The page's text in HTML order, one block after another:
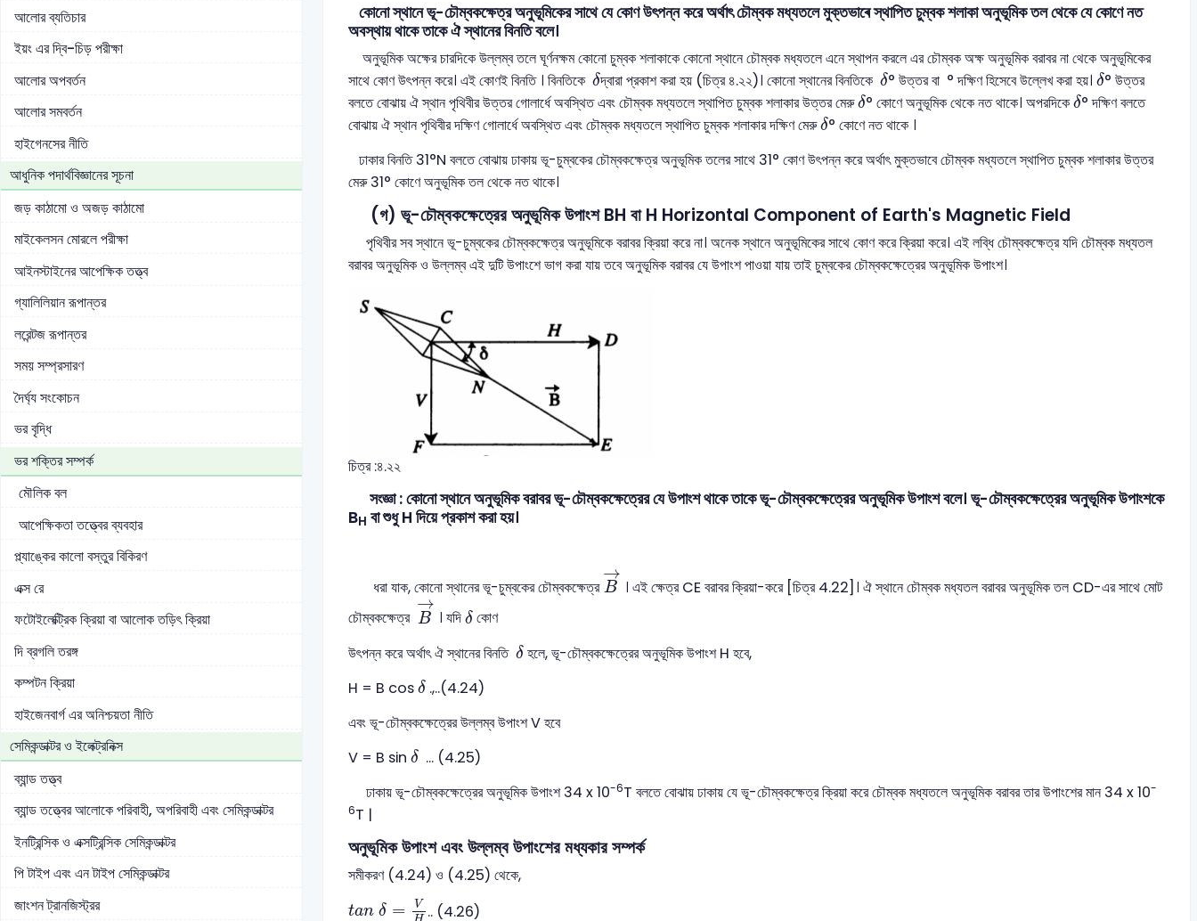
আলোর ব্যতিচার
ইয়ং এর দ্বি-চিড় পরীক্ষা
আলোর অপবর্তন
আলোর সমবর্তন
হাইগেনসের নীতি
আধুনিক পদার্থবিজ্ঞানের সূচনা
জড় কাঠামো ও অজড় কাঠামো
মাইকেলসন মোরলে পরীক্ষা
আইনস্টাইনের আপেক্ষিক তত্ত্ব
গ্যালিলিয়ান রূপান্তর
লরেন্টজ রূপান্তর
সময় সম্প্রসারণ
দৈর্ঘ্য সংকোচন
ভর বৃদ্ধি
ভর শক্তির সম্পর্ক
মৌলিক বল
আপেক্ষিকতা তত্ত্বের ব্যবহার
প্ল্যাঙ্কের কালো বস্তুর বিকিরণ
এক্স রে
ফটোইলেক্ট্রিক ক্রিয়া বা আলোক তড়িৎ ক্রিয়া
দি ব্রগলি তরঙ্গ
কম্পটন ক্রিয়া
হাইজেনবার্গ এর অনিশ্চয়তা নীতি
সেমিকন্ডাক্টর ও ইলেক্ট্রনিক্স
ব্যান্ড তত্ত্ব
ব্যান্ড তত্ত্বের আলোকে পরিবাহী, অপরিবাহী এবং সেমিকন্ডাক্টর
ইনট্রিন্সিক ও এক্সট্রিন্সিক সেমিকন্ডাক্টর
পি টাইপ এবং এন টাইপ সেমিকন্ডাক্টর
জাংশন ট্রানজিস্ট্রর
কোনো স্থানে ভূ-চৌম্বকক্ষেত্র অনুভূমিকের সাথে যে কোণ উৎপন্ন করে অর্থাৎ চৌম্বক মধ্যতলে মুক্তভাৰে স্থাপিত চুম্বক শলাকা অনুভূমিক তল থেকে যে কোণে নত
অবস্থায় থাকে তাকে ঐ স্থানের বিনতি বলে।
অনুভূমিক অক্ষের চারদিকে উল্লম্ব তলে ঘূর্ণনক্ষম কোনো চুম্বক শলাকাকে কোনো স্থানে চৌম্বক মধ্যতলে এনে স্থাপন করলে এর চৌম্বক অক্ষ অনুভূমিক বরাবর না থেকে অনুভূমিকের
সাথে কোণ উৎপন্ন করে। এই কোণই বিনতি । বিনতিকে δ
δদ্বারা প্রকাশ করা হয় (চিত্র ৪.২২)। কোনো স্থানের বিনতিকেδ
δ° উত্তর বা ° দক্ষিণ হিসেবে উল্লেখ করা হয়।δ
δ° উত্তর
বলতে বোঝায় ঐ স্থান পৃথিবীর উত্তর গোলার্ধে অবস্থিত এবং চৌম্বক মধ্যতলে স্থাপিত চুম্বক শলাকার উত্তর মেরুδδ° কোণে অনুভূমিক থেকে নত থাকে। অপরদিকেδ
δ° দক্ষিণ বলতে
বোঝায় ঐ স্থান পৃথিবীর দক্ষিণ গোলার্ধে অবস্থিত এবং চৌম্বক মধ্যতলে স্থাপিত চুম্বক শলাকার দক্ষিণ মেরুδδ° কোণে নত থাকে ।
ঢাকার বিনতি 31°N বলতে বোঝায় ঢাকায় ভূ-চুম্বকের চৌম্বকক্ষেত্র অনুভূমিক তলের সাথে 31° কোণ উৎপন্ন করে অর্থাৎ মুক্তভাবে চৌম্বক মধ্যতলে স্থাপিত চুম্বক শলাকার উত্তর
মেরু 31° কোণে অনুভূমিক তল থেকে নত থাকে।
(গ) ভূ-চৌম্বকক্ষেত্রের অনুভূমিক উপাংশ BH বা H Horizontal Component of Earth's Magnetic Field
পৃথিবীর সব স্থানে ভূ-চুম্বকের চৌম্বকক্ষেত্র অনুভূমিকে বরাবর ক্রিয়া করে না। অনেক স্থানে অনুভূমিকের সাথে কোণ করে ক্রিয়া করে। এই লব্ধি চৌম্বকক্ষেত্র যদি চৌম্বক মধ্যতল
বরাবর অনুভূমিক ও উল্লম্ব এই দুটি উপাংশে ভাগ করা যায় তবে অনুভূমিক বরাবর যে উপাংশ পাওয়া যায় তাই চুম্বকের চৌম্বকক্ষেত্রের অনুভূমিক উপাংশ।
চিত্র :৪.২২
সংজ্ঞা : কোনো স্থানে অনুভূমিক বরাবর ভূ-চৌম্বকক্ষেত্রের যে উপাংশ থাকে তাকে ভূ-চৌম্বকক্ষেত্রের অনুভূমিক উপাংশ বলে। ভূ-চৌম্বকক্ষেত্রের অনুভূমিক উপাংশকে
BH বা শুধু H দিয়ে প্রকাশ করা হয়।
ধরা যাক, কোনো স্থানের ভূ-চুম্বকের চৌম্বকক্ষেত্র
→
B
B→
। এই ক্ষেত্র CE বরাবর ক্রিয়া-করে [চিত্র 4.22]। ঐ স্থানে চৌম্বক মধ্যতল বরাবর অনুভূমিক তল CD-এর সাথে মোট
চৌম্বকক্ষেত্র
→
B
B→
। যদি δδকোণ
উৎপন্ন করে অর্থাৎ ঐ স্থানের বিনতি δδহলে, ভূ-চৌম্বকক্ষেত্রের অনুভূমিক উপাংশ H হবে,
H = B cos δδ .,..(4.24)
এবং ভূ-চৌম্বকক্ষেত্রের উল্লম্ব উপাংশ V হবে
V = B sin δδ ... (4.25)
ঢাকায় ভূ-চৌম্বকক্ষেত্রের অনুভূমিক উপাংশ 34 x 10-6T বলতে বোঝায় ঢাকায় যে ভূ-চৌম্বকক্ষেত্র ক্রিয়া করে চৌম্বক মধ্যতলে অনুভূমিক বরাবর তার উপাংশের মান 34 x 10-
6T |
অনুভূমিক উপাংশ এবং উল্লম্ব উপাংশের মধ্যকার সম্পর্ক
সমীকরণ (4.24) ও (4.25) থেকে,
tan δ =
V
t δ VH .. (4.26)